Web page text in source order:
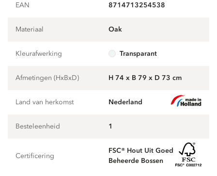
EAN 8714713254538
Materiaal oak
Kleurafwerking transparant
Afmetingen (HxBxD) H 74 x B 79 x D 73 cm
Land van herkomst Nederland
Besteleenheid 1
Certificering
FSC® Hout Uit Goed
Beheerde Bossen